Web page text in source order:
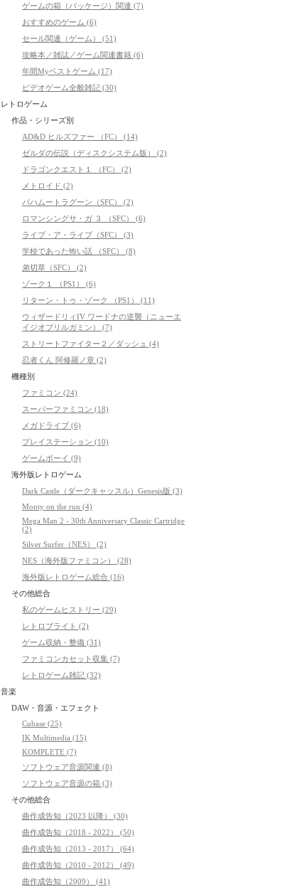
ゲームの箱（パッケージ）関連 (7)
おすすめのゲーム (6)
セール関連（ゲーム） (51)
攻略本／雑誌／ゲーム関連書籍 (6)
年間Myベストゲーム (17)
ビデオゲーム全般雑記 (30)
レトロゲーム
作品・シリーズ別
AD&D ヒルズファー （FC） (14)
ゼルダの伝説（ディスクシステム版） (2)
ドラゴンクエスト１ （FC） (2)
メトロイド (2)
バハムートラグーン（SFC） (2)
ロマンシングサ・ガ ３ （SFC） (6)
ライブ・ア・ライブ（SFC） (3)
学校であった怖い話 （SFC） (8)
弟切草（SFC） (2)
ゾーク１ （PS1） (6)
リターン・トゥ・ゾーク （PS1） (11)
ウィザードリィIV ワードナの逆襲（ニューエ
イジオブリルガミン） (7)
ストリートファイター２／ダッシュ (4)
忍者くん 阿修羅ノ章 (2)
機種別
ファミコン (24)
スーパーファミコン (18)
メガドライブ (6)
プレイステーション (10)
ゲームボーイ (9)
海外版レトロゲーム
Dark Castle（ダークキャッスル）Genesis版 (3)
Monty on the run (4)
Mega Man 2 - 30th Anniversary Classic Cartridge
(2)
Silver Surfer（NES） (2)
NES（海外版ファミコン） (28)
海外版レトロゲーム総合 (16)
その他総合
私のゲームヒストリー (29)
レトロブライト (2)
ゲーム収納・整備 (31)
ファミコンカセット収集 (7)
レトロゲーム雑記 (32)
音楽
DAW・音源・エフェクト
Cubase (25)
IK Multimedia (15)
KOMPLETE (7)
ソフトウェア音源関連 (8)
ソフトウェア音源の箱 (3)
その他総合
曲作成告知（2023 以降） (30)
曲作成告知（2018 - 2022） (50)
曲作成告知（2013 - 2017） (64)
曲作成告知（2010 - 2012） (49)
曲作成告知（2009） (41)